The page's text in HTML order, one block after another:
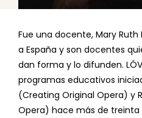
Fue una docente, Mary Ruth
a España y son docentes
dan forma y lo difunden.
programas educativos
(Creating Original Opera) y
Opera) hace más de treinta